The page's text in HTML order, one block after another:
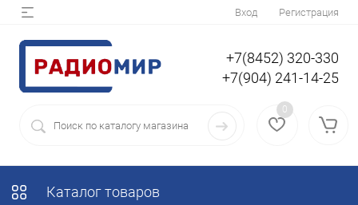
Вход Регистрация
+7(8452) 320-330
+7(904) 241-14-25
0
Каталог товаров